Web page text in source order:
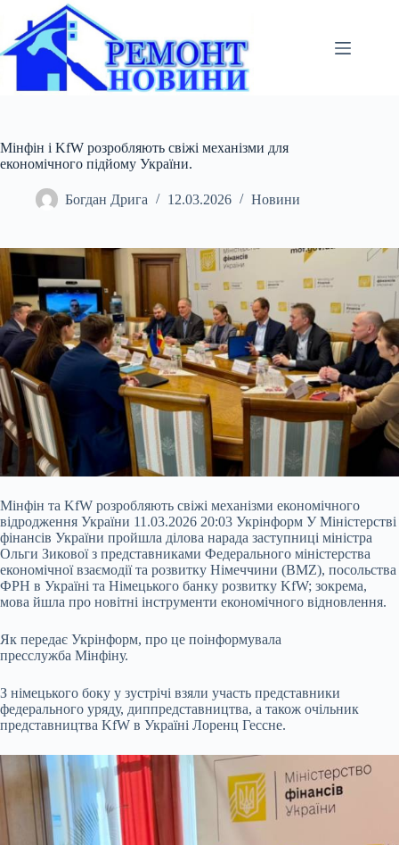
вмісту
Мінфін і KfW розробляють свіжі механізми для
економічного підйому України.
Богдан Дрига 12.03.2026 Новини
Мінфін та KfW розробляють свіжі механізми економічного
відродження України 11.03.2026 20:03 Укрінформ У Міністерстві
фінансів України пройшла ділова нарада заступниці міністра
Ольги Зикової з представниками Федерального міністерства
економічної взаємодії та розвитку Німеччини (BMZ), посольства
ФРН в Україні та Німецького банку розвитку KfW; зокрема,
мова йшла про новітні інструменти економічного відновлення.
Як передає Укрінформ, про це поінформувала
пресслужба Мінфіну.
З німецького боку у зустрічі взяли участь представники
федерального уряду, диппредставництва, а також очільник
представництва KfW в Україні Лоренц Гессне.